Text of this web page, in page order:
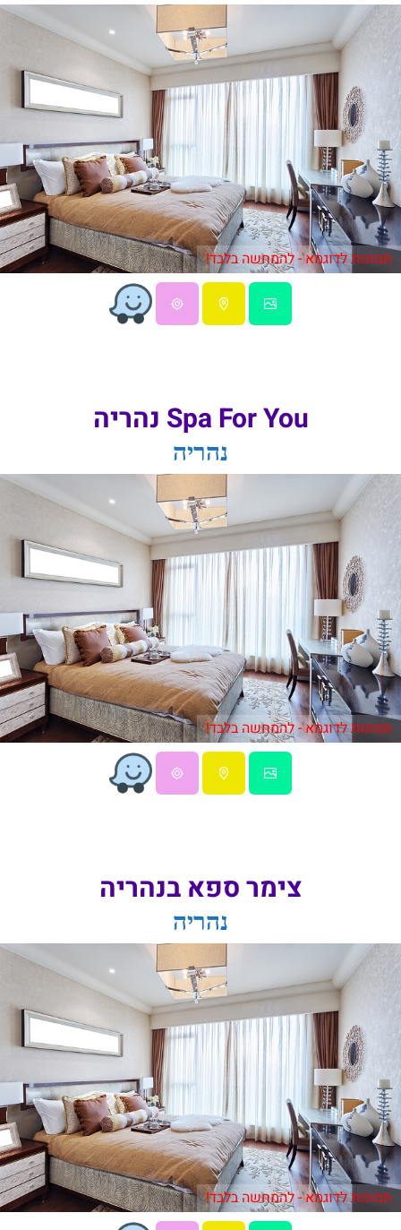
תמונות לדוגמא - להמחשה בלבד!
Spa For You נהריה
נהריה
תמונות לדוגמא - להמחשה בלבד!
צימר ספא בנהריה
נהריה
תמונות לדוגמא - להמחשה בלבד!